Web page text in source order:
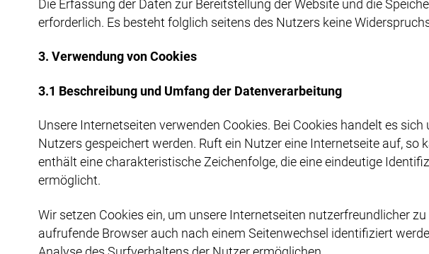
Die Erfassung der Daten zur Bereitstellung der Website und die
erforderlich. Es besteht folglich seitens des Nutzers keine
3. Verwendung von Cookies
3.1 Beschreibung und Umfang der Datenverarbeitung
Unsere Internetseiten verwenden Cookies. Bei Cookies handelt es
Nutzers gespeichert werden. Ruft ein Nutzer eine Internetseite auf, so
enthält eine charakteristische Zeichenfolge, die eine eindeutige
ermöglicht.
Wir setzen Cookies ein, um unsere Internetseiten nutzerfreundlicher
aufrufende Browser auch nach einem Seitenwechsel identifiziert